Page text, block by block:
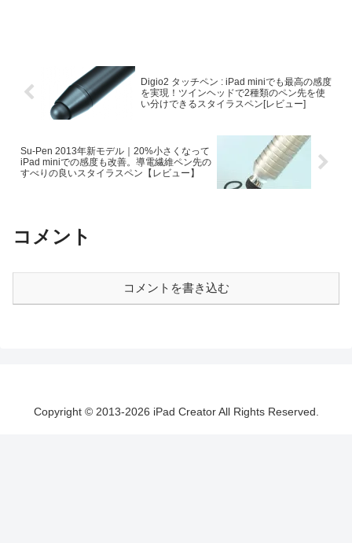
Digio2 タッチペン : iPad miniでも最高の感度
を実現！ツインヘッドで2種類のペン先を使
い分けできるスタイラスペン[レビュー]
Su-Pen 2013年新モデル｜20%小さくなって
iPad miniでの感度も改善。導電繊維ペン先の
すべりの良いスタイラスペン【レビュー】
コメント
コメントを書き込む
Copyright © 2013-2026 iPad Creator All Rights Reserved.